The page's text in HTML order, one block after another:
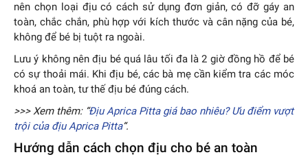
nên chọn loại địu có cách sử dụng đơn giản, có đỡ gáy an
toàn, chắc chắn, phù hợp với kích thước và cân nặng của bé,
không để bé bị tuột ra ngoài.
Lưu ý không nên địu bé quá lâu tối đa là 2 giờ đồng hồ để bé
có sự thoải mái. Khi địu bé, các bà mẹ cần kiểm tra các móc
khoá an toàn, tư thế địu bé đúng cách.
>>> Xem thêm: “Địu Aprica Pitta giá bao nhiêu? Ưu điểm vượt
trội của địu Aprica Pitta“.
Hướng dẫn cách chọn địu cho bé an toàn